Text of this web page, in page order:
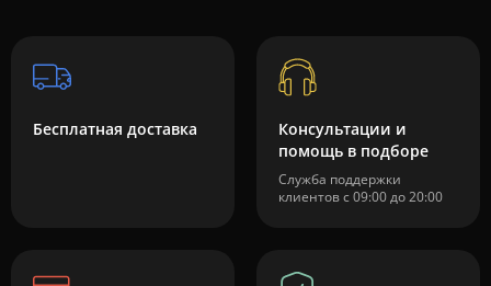
Бесплатная доставка
Консультации и
помощь в подборе
Служба поддержки
клиентов с 09:00 до 20:00